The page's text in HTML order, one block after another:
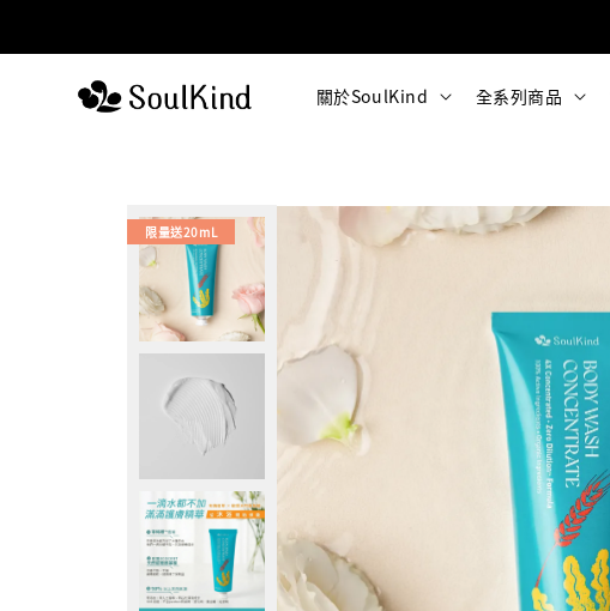
關於SoulKind 全系列商品
限量送20mL